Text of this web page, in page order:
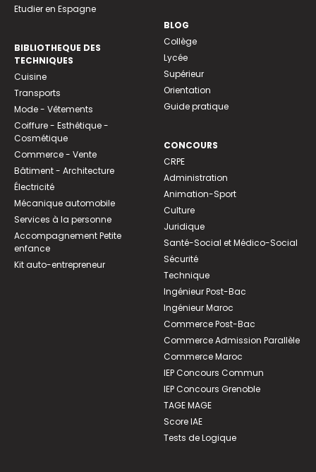
Etudier en Espagne
BIBLIOTHEQUE DES
TECHNIQUES
Cuisine
Transports
Mode - Vêtements
Coiffure - Esthétique -
Cosmétique
Commerce - Vente
Bâtiment - Architecture
Électricité
Mécanique automobile
Services à la personne
Accompagnement Petite
enfance
Kit auto-entrepreneur
BLOG
Collège
Lycée
Supérieur
Orientation
Guide pratique
CONCOURS
CRPE
Administration
Animation-Sport
Culture
Juridique
Santé-Social et Médico-Social
Sécurité
Technique
Ingénieur Post-Bac
Ingénieur Maroc
Commerce Post-Bac
Commerce Admission Parallèle
Commerce Maroc
IEP Concours Commun
IEP Concours Grenoble
TAGE MAGE
Score IAE
Tests de Logique